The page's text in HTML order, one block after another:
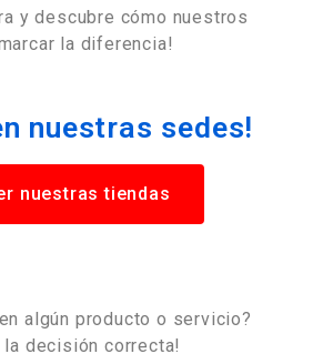
y descubre cómo nuestros
la diferencia!
nuestras sedes!
nuestras tiendas
algún producto o servicio?
la decisión correcta!